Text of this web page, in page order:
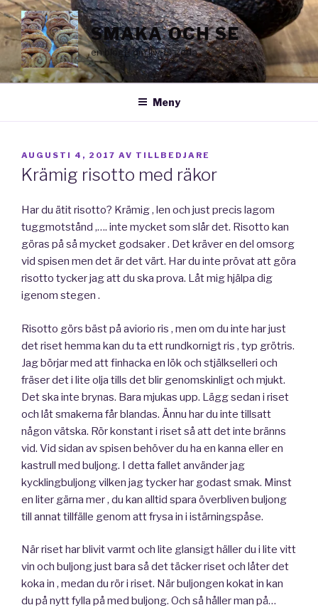
Hoppa
till
innehåll
SMAKA OCH SE
en blogg om livets goda
Meny
PUBLICERAT
AUGUSTI 4, 2017 AV TILLBEDJARE
Krämig risotto med räkor
Har du ätit risotto? Krämig , len och just precis lagom
tuggmotstånd ,…. inte mycket som slår det. Risotto kan
göras på så mycket godsaker . Det kräver en del omsorg
vid spisen men det är det värt. Har du inte prövat att göra
risotto tycker jag att du ska prova. Låt mig hjälpa dig
igenom stegen .
Risotto görs bäst på aviorio ris , men om du inte har just
det riset hemma kan du ta ett rundkornigt ris , typ grötris.
Jag börjar med att finhacka en lök och stjälkselleri och
fräser det i lite olja tills det blir genomskinligt och mjukt.
Det ska inte brynas. Bara mjukas upp. Lägg sedan i riset
och låt smakerna får blandas. Ännu har du inte tillsatt
någon vätska. Rör konstant i riset så att det inte bränns
vid. Vid sidan av spisen behöver du ha en kanna eller en
kastrull med buljong. I detta fallet använder jag
kycklingbuljong vilken jag tycker har godast smak. Minst
en liter gärna mer , du kan alltid spara överbliven buljong
till annat tillfälle genom att frysa in i istärningspåse.
När riset har blivit varmt och lite glansigt häller du i lite vitt
vin och buljong just bara så det täcker riset och låter det
koka in , medan du rör i riset. När buljongen kokat in kan
du på nytt fylla på med buljong. Och så håller man på…